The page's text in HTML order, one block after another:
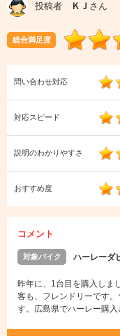
投稿者 ＫＪ さん
総合満足度
問い合わせ対応
対応スピード
説明のわかりやすさ
おすすめ度
コメント
対象バイク ハーレー
昨年に、1台目を購入しま
客も、フレンドリーです
す。広島県でハーレー購入